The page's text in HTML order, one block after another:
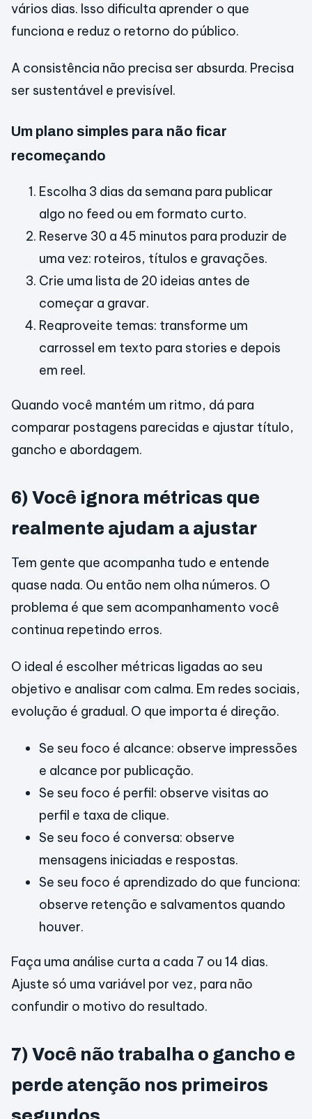
vários dias. Isso dificulta aprender o que
funciona e reduz o retorno do público.
A consistência não precisa ser absurda. Precisa
ser sustentável e previsível.
Um plano simples para não ficar
recomeçando
Escolha 3 dias da semana para publicar
algo no feed ou em formato curto.
Reserve 30 a 45 minutos para produzir de
uma vez: roteiros, títulos e gravações.
Crie uma lista de 20 ideias antes de
começar a gravar.
Reaproveite temas: transforme um
carrossel em texto para stories e depois
em reel.
Quando você mantém um ritmo, dá para
comparar postagens parecidas e ajustar título,
gancho e abordagem.
6) Você ignora métricas que
realmente ajudam a ajustar
Tem gente que acompanha tudo e entende
quase nada. Ou então nem olha números. O
problema é que sem acompanhamento você
continua repetindo erros.
O ideal é escolher métricas ligadas ao seu
objetivo e analisar com calma. Em redes sociais,
evolução é gradual. O que importa é direção.
Se seu foco é alcance: observe impressões
e alcance por publicação.
Se seu foco é perfil: observe visitas ao
perfil e taxa de clique.
Se seu foco é conversa: observe
mensagens iniciadas e respostas.
Se seu foco é aprendizado do que funciona:
observe retenção e salvamentos quando
houver.
Faça uma análise curta a cada 7 ou 14 dias.
Ajuste só uma variável por vez, para não
confundir o motivo do resultado.
7) Você não trabalha o gancho e
perde atenção nos primeiros